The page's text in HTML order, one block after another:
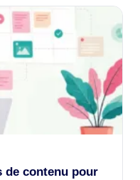
de contenu pour